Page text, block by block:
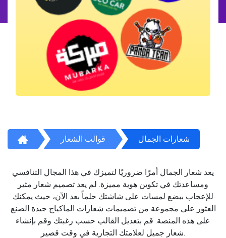
قوالب الشعار شعارات الجمال
يعد شعار الجمال أمرًا ضروريًا لتميزك في هذا المجال التنافسي
ومساعدتك في تكوين هوية مميزة. لم يعد تصميم شعار مثير
للإعجاب ببضع لمسات على شاشتك حلماً بعد الآن، حيث يمكنك
العثور على مجموعة من تصميمات شعارات الماكياج جيدة الصنع
على هذه المنصة. قم بتعديل القالب حسب رغبتك وقم بإنشاء
شعار جميل لعلامتك التجارية في وقت قصير.